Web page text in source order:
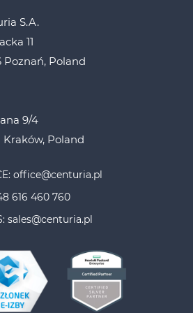
S.A.
11
Poznań, Poland
9/4
Kraków, Poland
office@centuria.pl
616 460 760
sales@centuria.pl